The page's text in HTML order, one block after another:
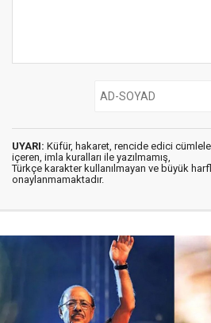
UYARI: Küfür, hakaret, rencide edici
içeren, imla kuralları ile yazılmamış,
Türkçe karakter kullanılmayan ve büyük
onaylanmamaktadır.